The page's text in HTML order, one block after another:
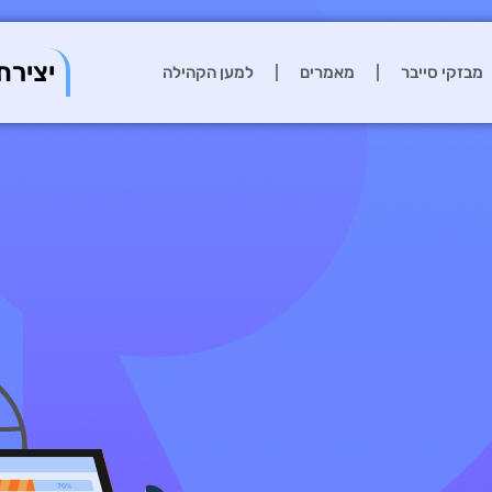
מבזקי סייבר מאמרים למען הקהילה